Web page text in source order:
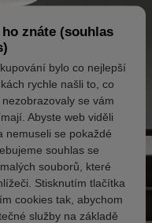
znáte (souhlas
bylo co nejlepší
rychle našli to, co
se vám
Abyste web viděli
nemuseli se pokaždé
souhlas se
souborů, které
Stisknutím tlačítka
cookies tak, abychom
služby na základě